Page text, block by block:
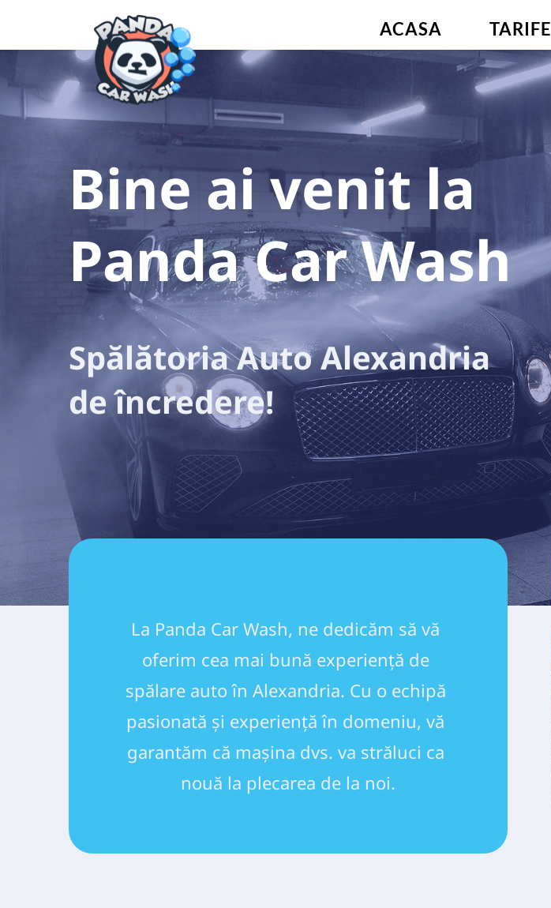
ACASA TARIFE
Bine ai venit la
Panda Car Wash
Spălătoria Auto Alexandria
de încredere!
La Panda Car Wash, ne dedicăm să vă
oferim cea mai bună experiență de
spălare auto în Alexandria. Cu o echipă
pasionată și experiență în domeniu, vă
garantăm că mașina dvs. va străluci ca
nouă la plecarea de la noi.